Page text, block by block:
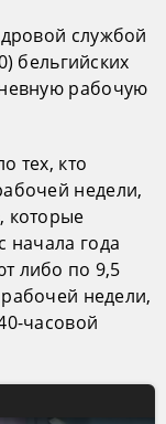
службой
бельгийских
рабочую
тех, кто
недели,
которые
года
либо по 9,5
недели,
часовой